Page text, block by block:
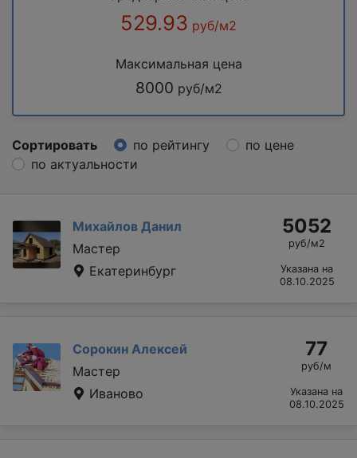
529.93 руб/м2
Максимальная цена
8000 руб/м2
Сортировать по рейтингу
по цене
по актуальности
Михайлов Данил
Мастер
Екатеринбург
5052
руб/м2
Указана на
08.10.2025
Сорокин Алексей
Мастер
Иваново
77
руб/м
Указана на
08.10.2025